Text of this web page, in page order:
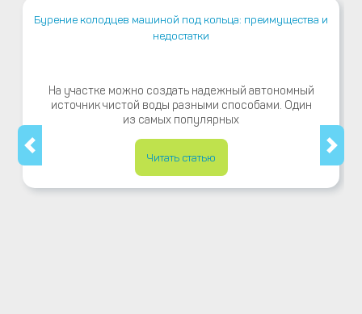
Бурение колодцев машиной под кольца: преимущества и
недостатки
На участке можно создать надежный автономный
источник чистой воды разными способами. Один
из самых популярных
Читать статью